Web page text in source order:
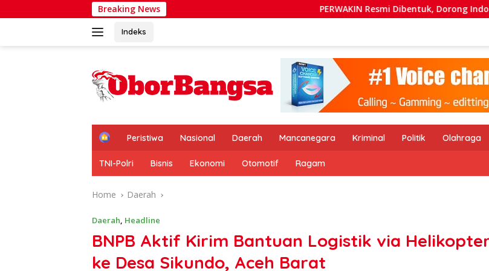
to
Breaking News PERWAKIN Resmi Dibentuk, Dorong Indonesia Jadi
Indeks
H
m
e
Peristiwa Nasional Daerah Mancanegara Kriminal Politik Olahraga
TNI-Polri Bisnis Ekonomi Otomotif Ragam
Home Daerah
Daerah, Headline
BNPB Aktif Kirim Bantuan Logistik via
ke Desa Sikundo, Aceh Barat